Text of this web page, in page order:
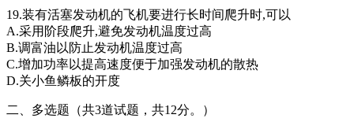
19.装有活塞发动机的飞机要进行长时间爬升时,可以
A.采用阶段爬升,避免发动机温度过高
B.调富油以防止发动机温度过高
C.增加功率以提高速度便于加强发动机的散热
D.关小鱼鳞板的开度
二、多选题（共3道试题，共12分。）